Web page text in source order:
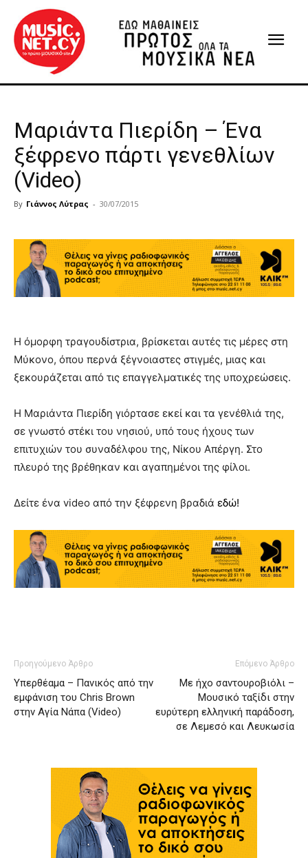
Μαριάντα Πιερίδη – Ένα
ξέφρενο πάρτι γενεθλίων
(Video)
By Γιάννος Λύτρας - 30/07/2015
Η όμορφη τραγουδίστρια, βρίσκεται αυτές τις μέρες στη
Μύκονο, όπου περνά ξέγνοιαστες στιγμές, μιας και
ξεκουράζεται από τις επαγγελματικές της υποχρεώσεις.
Η Μαριάντα Πιερίδη γιόρτασε εκεί και τα γενέθλιά της,
σε γνωστό στέκι του νησιού, υπό τους ήχους των
επιτυχιών του συναδέλφου της, Νίκου Απέργη. Στο
πλευρό της βρέθηκαν και αγαπημένοι της φίλοι.
Δείτε ένα video από την ξέφρενη βραδιά εδώ!
Προηγούμενο Άρθρο
Υπερθέαμα – Πανικός από την
εμφάνιση του Chris Brown
στην Αγία Νάπα (Video)
Επόμενο Άρθρο
Με ήχο σαντουροβιόλι –
Μουσικό ταξίδι στην
ευρύτερη ελληνική παράδοση,
σε Λεμεσό και Λευκωσία